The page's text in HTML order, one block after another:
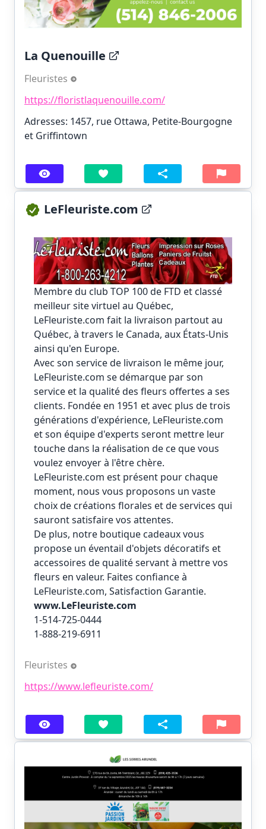
La Quenouille
Fleuristes
https://floristlaquenouille.com/
Adresses: 1457, rue Ottawa, Petite-Bourgogne
et Griffintown
LeFleuriste.com
Membre du club TOP 100 de FTD et classé
meilleur site virtuel au Québec,
LeFleuriste.com fait la livraison partout au
Québec, à travers le Canada, aux États-Unis
ainsi qu'en Europe.
Avec son service de livraison le même jour,
LeFleuriste.com se démarque par son
service et la qualité des fleurs offertes a ses
clients. Fondée en 1951 et avec plus de trois
générations d'expérience, LeFleuriste.com
et son équipe d'experts seront mettre leur
touche dans la réalisation de ce que vous
voulez envoyer à l'être chère.
LeFleuriste.com est présent pour chaque
moment, nous vous proposons un vaste
choix de créations florales et de services qui
sauront satisfaire vos attentes.
De plus, notre boutique cadeaux vous
propose un éventail d'objets décoratifs et
accessoires de qualité servant à mettre vos
fleurs en valeur. Faites confiance à
LeFleuriste.com, Satisfaction Garantie.
www.LeFleuriste.com
1-514-725-0444
1-888-219-6911
Fleuristes
https://www.lefleuriste.com/